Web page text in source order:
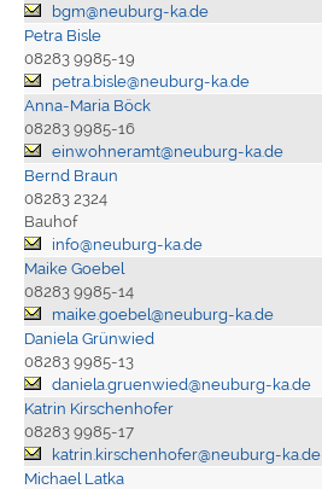
bgm@neuburg-ka.de
Petra Bisle
08283 9985-19
petra.bisle@neuburg-ka.de
Anna-Maria Böck
08283 9985-16
einwohneramt@neuburg-ka.de
Bernd Braun
08283 2324
Bauhof
info@neuburg-ka.de
Maike Goebel
08283 9985-14
maike.goebel@neuburg-ka.de
Daniela Grünwied
08283 9985-13
daniela.gruenwied@neuburg-ka.de
Katrin Kirschenhofer
08283 9985-17
katrin.kirschenhofer@neuburg-ka.de
Michael Latka